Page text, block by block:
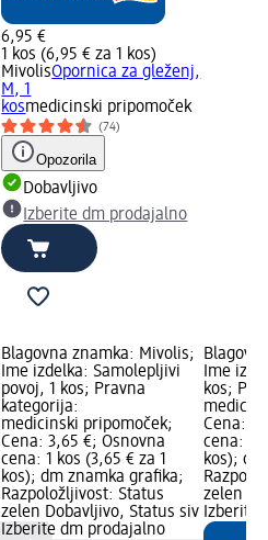
6,95 €
1 kos (6,95 € za 1 kos)
MivolisOpornica za gleženj,
M, 1
kosmedicinski pripomoček
(74)
Opozorila
Dobavljivo
Izberite dm prodajalno
Blagovna znamka: Mivolis;
Ime izdelka: Samolepljivi
povoj, 1 kos; Pravna
kategorija:
medicinski pripomoček;
Cena: 3,65 €; Osnovna
cena: 1 kos (3,65 € za 1
kos); dm znamka grafika;
Razpoložljivost: Status
zelen Dobavljivo, Status siv
Izberite dm prodajalno
Ime
kos;
Cena:
cena: 2
kos);
zelen
Izberite